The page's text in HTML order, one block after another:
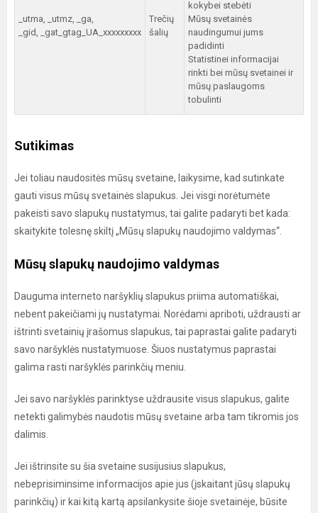
_utma, _utmz, _ga,
_gid, _gat_gtag_UA_xxxxxxxxx
Trečių
šalių
kokybei stebėti
Mūsų svetainės
naudingumui jums
padidinti
Statistinei informacijai
rinkti bei mūsų svetainei ir
mūsų paslaugoms
tobulinti
Sutikimas
Jei toliau naudositės mūsų svetaine, laikysime, kad sutinkate
gauti visus mūsų svetainės slapukus. Jei visgi norėtumėte
pakeisti savo slapukų nustatymus, tai galite padaryti bet kada:
skaitykite tolesnę skiltį „Mūsų slapukų naudojimo valdymas“.
Mūsų slapukų naudojimo valdymas
Dauguma interneto naršyklių slapukus priima automatiškai,
nebent pakeičiami jų nustatymai. Norėdami apriboti, uždrausti ar
ištrinti svetainių įrašomus slapukus, tai paprastai galite padaryti
savo naršyklės nustatymuose. Šiuos nustatymus paprastai
galima rasti naršyklės parinkčių meniu.
Jei savo naršyklės parinktyse uždrausite visus slapukus, galite
netekti galimybės naudotis mūsų svetaine arba tam tikromis jos
dalimis.
Jei ištrinsite su šia svetaine susijusius slapukus,
nebeprisiminsime informacijos apie jus (įskaitant jūsų slapukų
parinkčių) ir kai kitą kartą apsilankysite šioje svetainėje, būsite